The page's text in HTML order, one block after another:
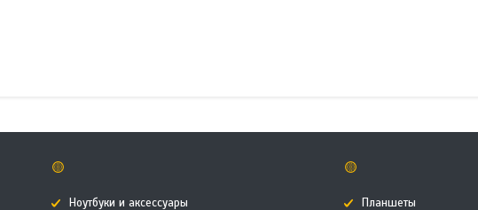
🟡
Ноутбуки и аксессуары
🟡
Планшеты